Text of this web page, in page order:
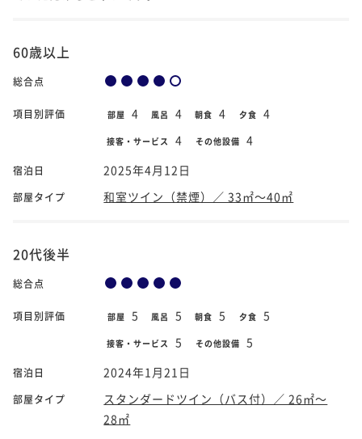
60歳以上
総合点
項目別評価 部屋 4 風呂 4 朝食 4 夕食 4
接客・サービス 4 その他設備 4
宿泊日 2025年4月12日
部屋タイプ 和室ツイン（禁煙）／ 33㎡～40㎡
20代後半
総合点
項目別評価 部屋 5 風呂 5 朝食 5 夕食 5
接客・サービス 5 その他設備 5
宿泊日 2024年1月21日
部屋タイプ
スタンダードツイン（バス付）／ 26㎡～
28㎡